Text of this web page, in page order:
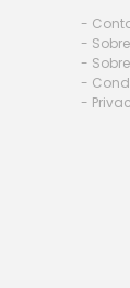
-
-
-
-
-